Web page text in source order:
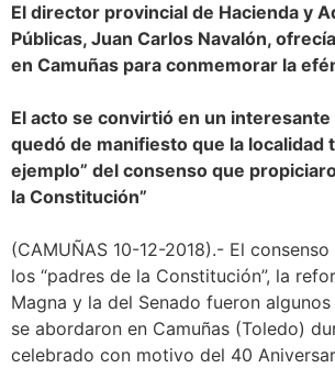
El director provincial de Hacienda y
Públicas, Juan Carlos Navalón,
en Camuñas para conmemorar la
El acto se convirtió en un
quedó de manifiesto que la localidad
ejemplo” del consenso que
la Constitución”
(CAMUÑAS 10-12-2018).- El
los “padres de la Constitución”, la
Magna y la del Senado fueron
se abordaron en Camuñas (Toledo)
celebrado con motivo del 40